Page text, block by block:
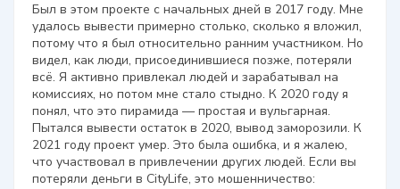
Был в этом проекте с начальных дней в 2017 году. Мне
удалось вывести примерно столько, сколько я вложил,
потому что я был относительно ранним участником. Но
видел, как люди, присоединившиеся позже, потеряли
всё. Я активно привлекал людей и зарабатывал на
комиссиях, но потом мне стало стыдно. К 2020 году я
понял, что это пирамида — простая и вульгарная.
Пытался вывести остаток в 2020, вывод заморозили. К
2021 году проект умер. Это была ошибка, и я жалею,
что участвовал в привлечении других людей. Если вы
потеряли деньги в CityLife, это мошенничество: